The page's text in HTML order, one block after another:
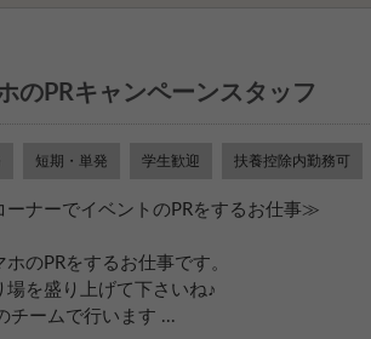
のPRキャンペーンスタッフ
短期・単発 学生歓迎 扶養控除内勤務可
ナーでイベントのPRをするお仕事≫
のPRをするお仕事です。
を盛り上げて下さいね♪
チームで行います ...